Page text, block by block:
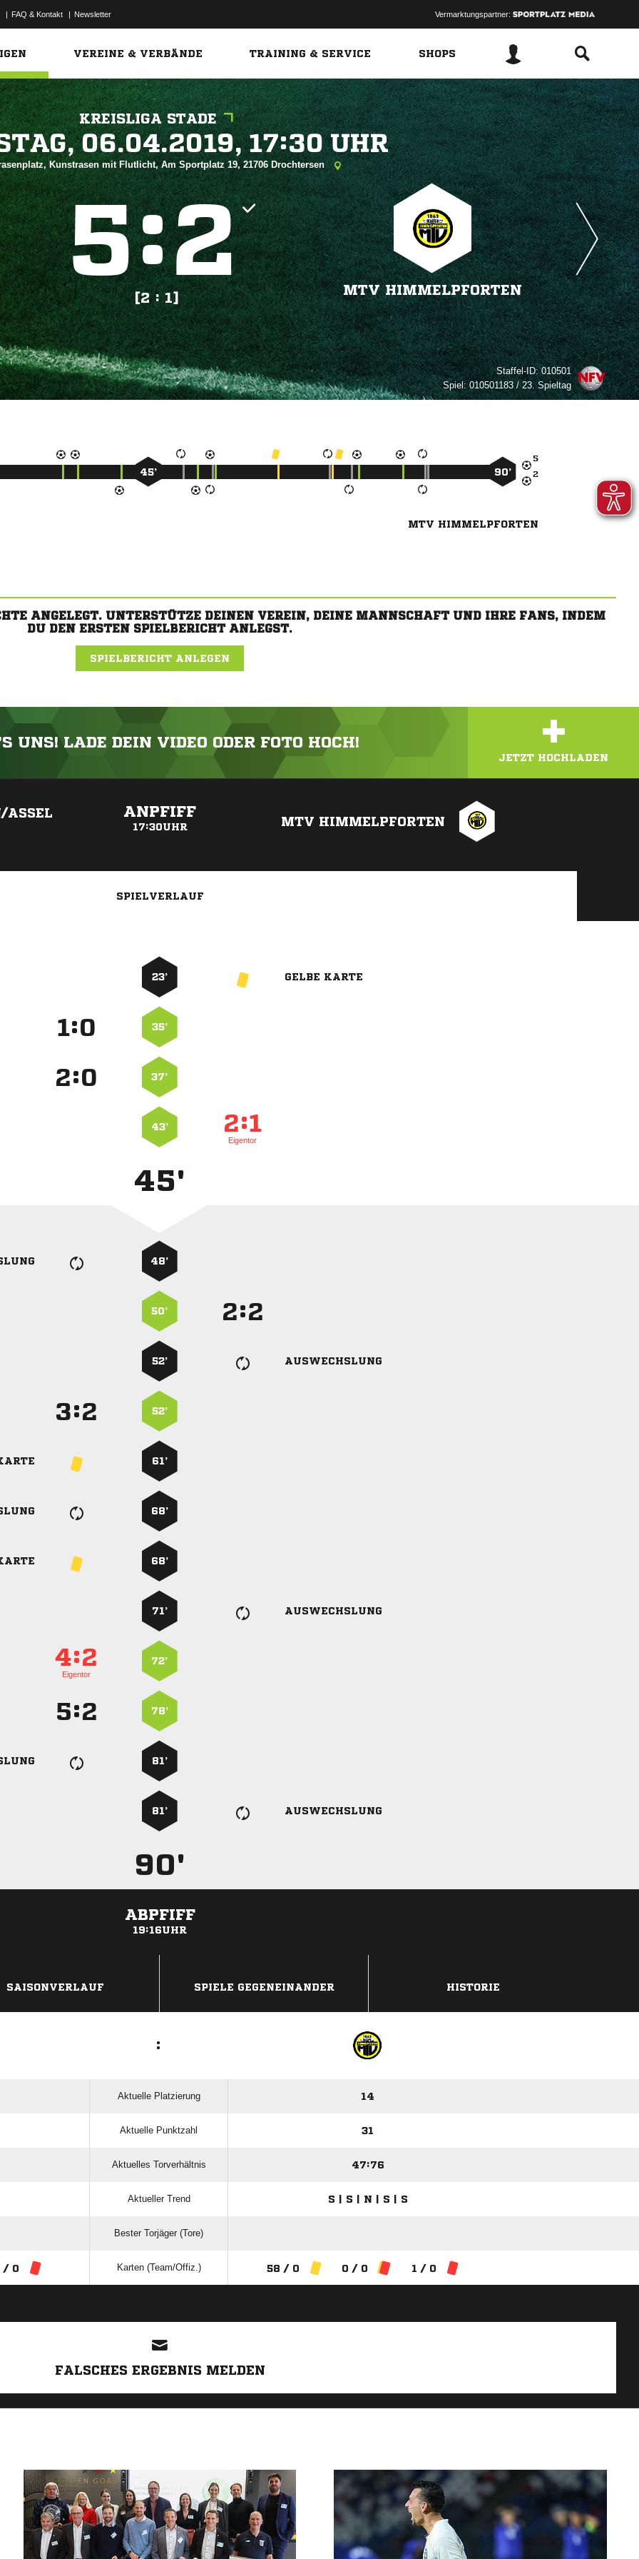
| FAQ & Kontakt | Newsletter Vermarktungspartner:
VEREINE & VERBÄNDE TRAINING & SERVICE SHOPS
KREISLIGA STADE
  
Kunstrasen mit Flutlicht, Am Sportplatz 19, 21706 Drochtersen
:
[2 : 1]
MTV HIMMELPFORTEN
Staffel-ID:010501
Spiel:010501183 / 23. Spieltag


45’ 90’
MTV HIMMELPFORTEN
ANGELEGT. UNTERSTÜTZE DEINEN VEREIN, DEINE MANNSCHAFT UND IHRE FANS, INDEM
DU DEN ERSTEN SPIELBERICHT ANLEGST.
SPIELBERICHT ANLEGEN
UNS! LADE DEIN VIDEO ODER FOTO HOCH! +
JETZT HOCHLADEN
ASSEL
ANPFIFF
17:30UHR MTV HIMMELPFORTEN
SPIELVERLAUF
23’ GELBE KARTE
: 35’
: 37’
43’ :
Eigentor
45'
48’
50’ :
52’ AUSWECHSLUNG
: 52’
61’
68’
68’
71’ AUSWECHSLUNG
:
Eigentor
72’
: 78’
81’
81’ AUSWECHSLUNG
90'
ABPFIFF
19:16UHR
SAISONVERLAUF SPIELE GEGENEINANDER HISTORIE
:
Aktuelle Platzierung 14
Aktuelle Punktzahl 31
Aktuelles Torverhältnis 47:76
Aktueller Trend S | S | N | S | S
Bester Torjäger (Tore)
/ 0 Karten (Team/Offiz.) 58 / 0 0 / 0 1 / 0
FALSCHES ERGEBNIS MELDEN